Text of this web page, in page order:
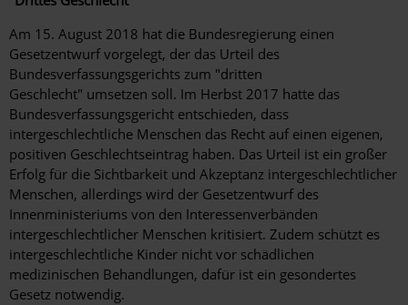
Am 15. August 2018 hat die Bundesregierung einen
Gesetzentwurf vorgelegt, der das Urteil des
Bundesverfassungsgerichts zum "dritten
Geschlecht" umsetzen soll. Im Herbst 2017 hatte das
Bundesverfassungsgericht entschieden, dass
intergeschlechtliche Menschen das Recht auf einen eigenen,
positiven Geschlechtseintrag haben. Das Urteil ist ein großer
Erfolg für die Sichtbarkeit und Akzeptanz intergeschlechtlicher
Menschen, allerdings wird der Gesetzentwurf des
Innenministeriums von den Interessenverbänden
intergeschlechtlicher Menschen kritisiert. Zudem schützt es
intergeschlechtliche Kinder nicht vor schädlichen
medizinischen Behandlungen, dafür ist ein gesondertes
Gesetz notwendig.